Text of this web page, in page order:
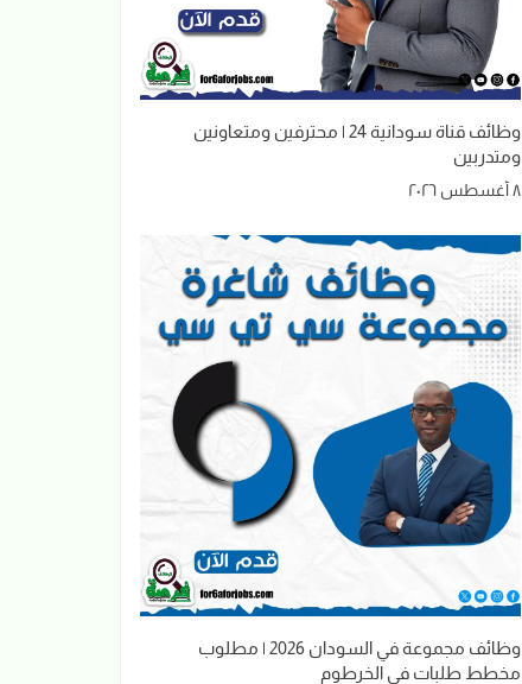
وظائف قناة سودانية 24 | محترفين ومتعاونين
ومتدربين
٨ أغسطس ٢٠٢٦
وظائف مجموعة في السودان 2026 | مطلوب
مخطط طلبات في الخرطوم